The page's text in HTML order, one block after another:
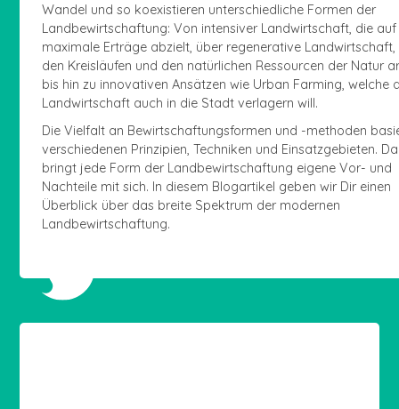
Wandel und so koexistieren unterschiedliche Formen der
Landbewirtschaftung: Von intensiver Landwirtschaft, die auf
maximale Erträge abzielt, über regenerative
den Kreisläufen und den natürlichen Ressourcen der Natur
bis hin zu innovativen Ansätzen wie Urban Farming, welche
Landwirtschaft auch in die Stadt verlagern will.
Die Vielfalt an Bewirtschaftungsformen und -methoden
verschiedenen Prinzipien, Techniken und Einsatzgebieten.
bringt jede Form der Landbewirtschaftung eigene Vor- und
Nachteile mit sich. In diesem Blogartikel geben wir Dir einen
Überblick über das breite Spektrum der modernen
Landbewirtschaftung.